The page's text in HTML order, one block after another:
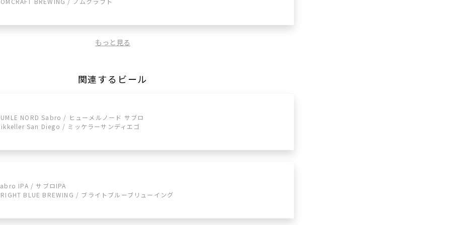
もっと見る
関連するビール
NORD Sabro / ヒューメルノード サブロ
San Diego / ミッケラーサンディエゴ
IPA / サブロIPA
BLUE BREWING / ブライトブルーブリューイング